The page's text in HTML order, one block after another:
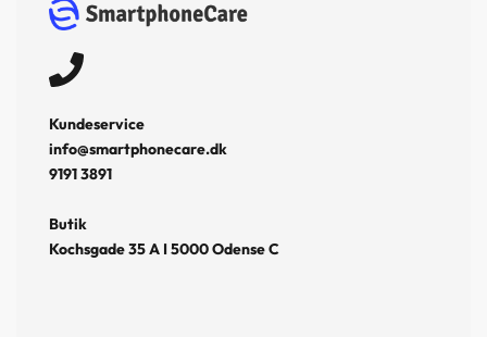
Kundeservice
info@smartphonecare.dk
9191 3891
Butik
Kochsgade 35 A I 5000 Odense C